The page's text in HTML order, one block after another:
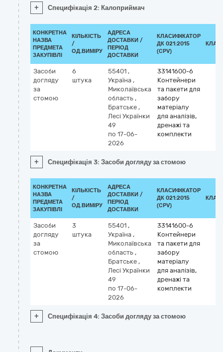
+ Специфікація 2: Калоприймач
КОНКРЕТНА
НАЗВА
ПРЕДМЕТА
ЗАКУПІВЛІ
КІЛЬКІСТЬ
/
ОД.ВИМІРУ
АДРЕСА
ДОСТАВКИ /
ПЕРІОД
ДОСТАВКИ
КЛАСИФІКАТОР
ДК 021:2015
(CPV)
Засоби
догляду
за
стомою
6
штука
55401 ,
Україна ,
Миколаївська
область ,
Братське ,
Лесі Українки
49
по 17-06-
2026
33141600-6
Контейнери
та пакети для
забору
матеріалу
для аналізів,
дренажі та
комплекти
+ Специфікація 3: Засоби догляду за стомою
КОНКРЕТНА
НАЗВА
ПРЕДМЕТА
ЗАКУПІВЛІ
КІЛЬКІСТЬ
/
ОД.ВИМІРУ
АДРЕСА
ДОСТАВКИ /
ПЕРІОД
ДОСТАВКИ
КЛАСИФІКАТОР
ДК 021:2015
(CPV)
Засоби
догляду
за
стомою
3
штука
55401 ,
Україна ,
Миколаївська
область ,
Братське ,
Лесі Українки
49
по 17-06-
2026
33141600-6
Контейнери
та пакети для
забору
матеріалу
для аналізів,
дренажі та
комплекти
+ Специфікація 4: Засоби догляду за стомою